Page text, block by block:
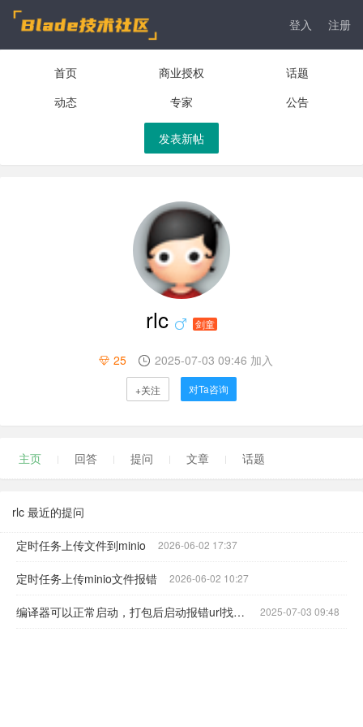
登入 注册
首页 商业授权
话题
动态
专家 公告
发表新帖
rlc 剑童
25 2025-07-03 09:46 加入
+关注 对Ta咨询
主页 回答 提问 文章 话题
rlc 最近的提问
定时任务上传文件到minio 2026-06-02 17:37
定时任务上传minio文件报错 2026-06-02 10:27
编译器可以正常启动，打包后启动报错url找不见，使用的是boot版本 2025-07-03 09:48